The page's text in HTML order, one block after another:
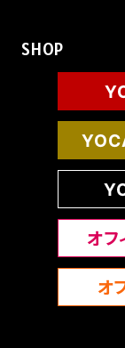
SHOP
オフ
オ